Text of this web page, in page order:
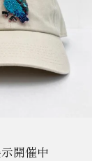
開催中